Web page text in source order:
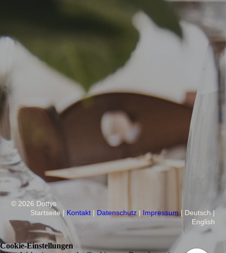
© 2026 Dottys
Startseite| Kontakt| Daten­schutz| Impressum| Deutsch |
English
Cookie-Einstellungen